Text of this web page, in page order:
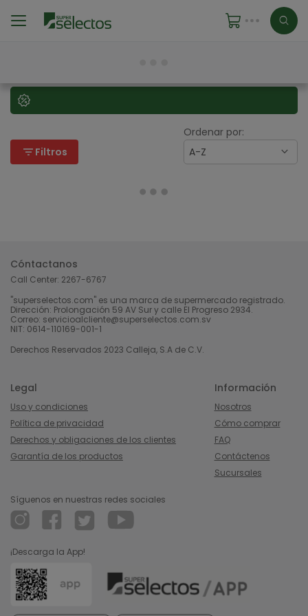
filter_list Filtros
Ordenar por:
A-Z
Cóntactanos
Call Center: 2267-6767
"superselectos.com" es una marca de supermercado registrado.
Dirección: Prolongación 59 AV Sur y calle El Progreso 2934.
Correo: servicioalcliente@superselectos.com.sv
NIT: 0614-110169-001-1
Derechos Reservados 2023 Calleja, S.A de C.V.
Legal
Uso y condiciones
Política de privacidad
Derechos y obligaciones de los clientes
Garantía de los productos
Información
Nosotros
Cómo comprar
FAQ
Contáctenos
Sucursales
Síguenos en nuestras redes sociales
¡Descarga la App!